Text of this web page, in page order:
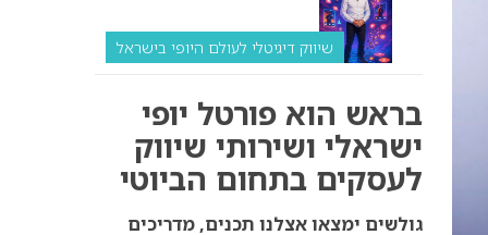
שיווק דיגיטלי לעולם היופי בישראל
ולמה העסק שלך צריך
שיווק דיגיטלי לעסקים
קידום ל‑AI לעומת קידום
בראש הוא פורטל יופי
ישראלי ושירותי שיווק
לעסקים בתחום הביוטי
גולשים ימצאו אצלנו תכנים, מדריכים